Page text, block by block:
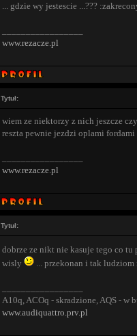
... gdzie wy jestescie ...???
www.rezacze.pl
Tytuł:
wiem ze niektorzy z nich jeszcze
reszta pewnie jezdzi oplami fordami
www.rezacze.pl
Tytuł:
dobrze ze nikt nie kasuje tego co tu
wisly
... przekonan i tak ludziom
A10q, ACOq - skradzione, AQS - w
www.audiquattro.prv.pl